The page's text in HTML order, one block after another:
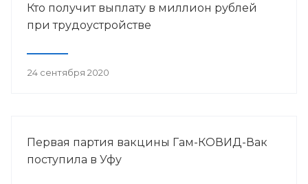
Кто получит выплату в миллион рублей
при трудоустройстве
24 сентября 2020
Первая партия вакцины Гам-КОВИД-Вак
поступила в Уфу